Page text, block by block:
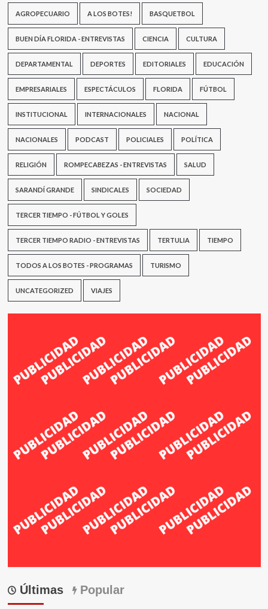
AGROPECUARIO A LOS BOTES! BASQUETBOL
BUEN DÍA FLORIDA - ENTREVISTAS CIENCIA CULTURA
DEPARTAMENTAL DEPORTES EDITORIALES EDUCACIÓN
EMPRESARIALES ESPECTÁCULOS FLORIDA FÚTBOL
INSTITUCIONAL INTERNACIONALES NACIONAL
NACIONALES PODCAST POLICIALES POLÍTICA
RELIGIÓN ROMPECABEZAS - ENTREVISTAS SALUD
SARANDÍ GRANDE SINDICALES SOCIEDAD
TERCER TIEMPO - FÚTBOL Y GOLES
TERCER TIEMPO RADIO - ENTREVISTAS TERTULIA TIEMPO
TODOS A LOS BOTES - PROGRAMAS TURISMO
UNCATEGORIZED VIAJES
Últimas Popular